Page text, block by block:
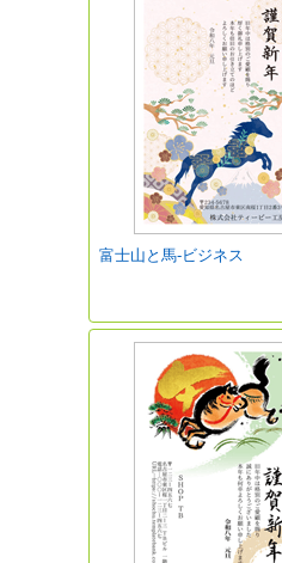
富士山と馬-ビジネス